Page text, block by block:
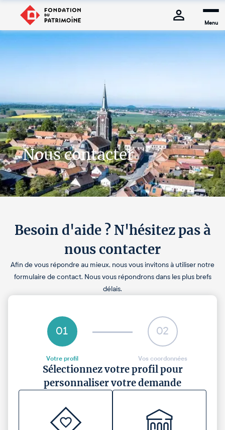
Menu
Nous contacter
Besoin d'aide ? N'hésitez pas à
nous contacter
Afin de vous répondre au mieux, nous vous invitons à utiliser notre
formulaire de contact. Nous vous répondrons dans les plus brefs
délais.
01
Votre profil
02
Vos coordonnées
Sélectionnez votre profil pour
personnaliser votre demande